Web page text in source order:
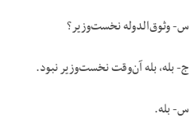
س- وثوق‌الدوله نخست‌وزیر؟
ج- بله، بله آن‌وقت نخست‌و‌زیر نبود.
س- بله.